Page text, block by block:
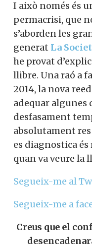
I això només és
permacrisi, que
s’aborden les
generat La
he provat
llibre. Una raó a
2014, la nova
adequar algunes
desfasament
absolutament
es diagnostica
quan va veure la
Segueix-me al
Segueix-me a
Creus que el